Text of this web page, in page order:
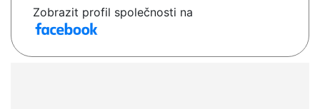
Zobrazit profil společnosti na